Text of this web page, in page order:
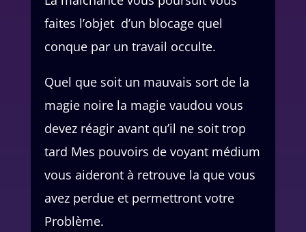
faites l’objet d’un blocage quel
conque par un travail occulte.
Quel que soit un mauvais sort de la
magie noire la magie vaudou vous
devez réagir avant qu’il ne soit trop
tard Mes pouvoirs de voyant médium
vous aideront à retrouve la que vous
avez perdue et permettront votre
Problème.